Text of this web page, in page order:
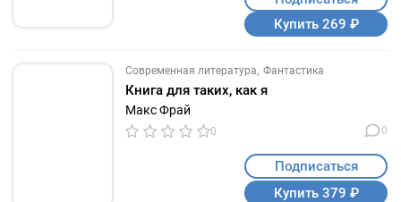
Купить 269 ₽
Современная литература Фантастика
Книга для таких, как я
Макс Фрай
0 0
Подписаться
Купить 379 ₽